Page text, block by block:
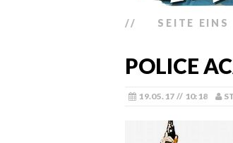
// SEITE EINS
POLICE
19.05.17 // 10:18